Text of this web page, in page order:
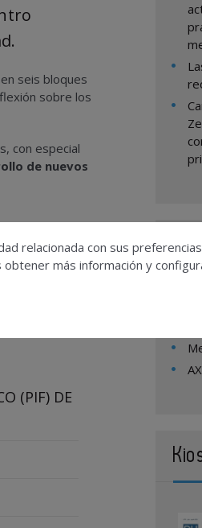
seis bloques
sobre los
con especial
de nuevos
(PIF) DE
relacionada con sus
más información y